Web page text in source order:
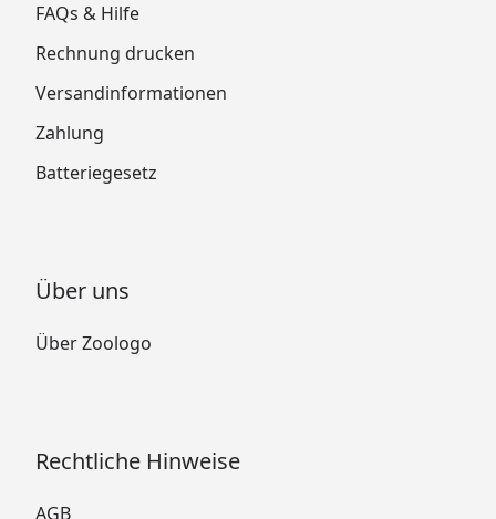
FAQs & Hilfe
Rechnung drucken
Versandinformationen
Zahlung
Batteriegesetz
Über uns
Über Zoologo
Rechtliche Hinweise
AGB